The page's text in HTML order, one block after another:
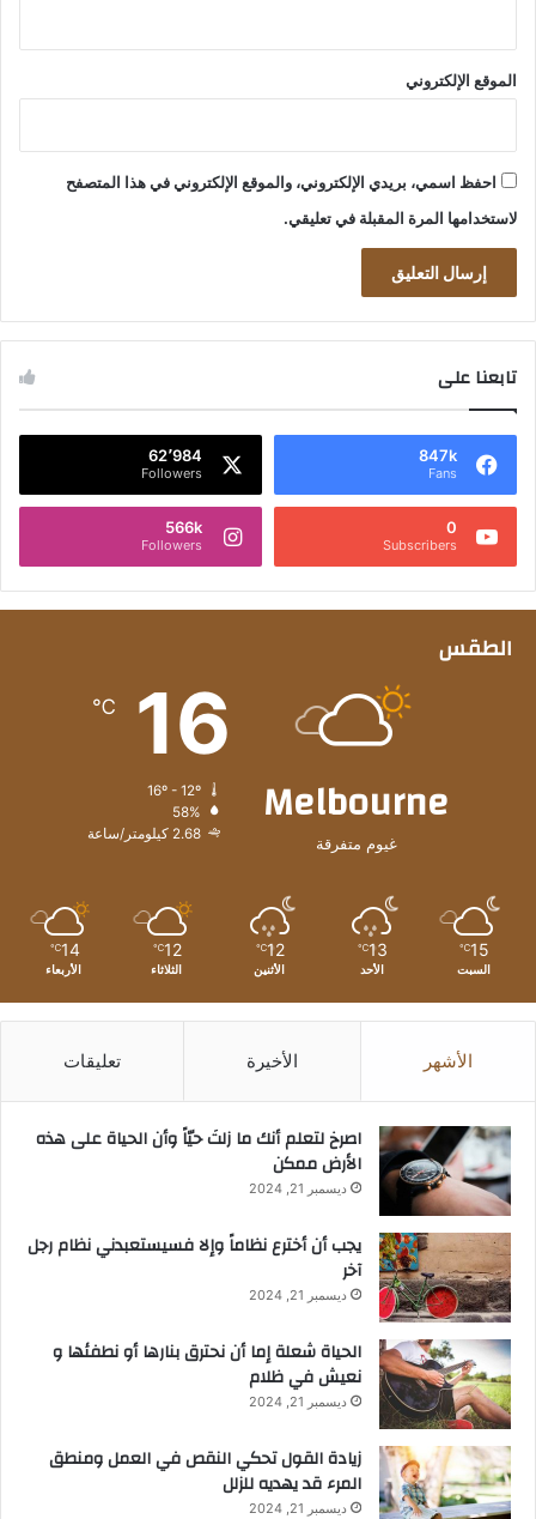
الموقع الإلكتروني
احفظ اسمي، بريدي الإلكتروني، والموقع الإلكتروني في هذا المتصفح
لاستخدامها المرة المقبلة في تعليقي.
تابعنا على
847k
Fans
62٬984
Followers
0
Subscribers
566k
Followers
الطقس
Melbourne
غيوم متفرقة
16
℃
58%
2.68 كيلومتر/ساعة
15
℃
السبت
13
℃
الأحد
12
℃
الأثنين
12
℃
الثلاثاء
14
℃
الأربعاء
الأشهر الأخيرة تعليقات
‫اصرخ لتعلم أنك ما زلتَ حيّاً وأن الحياة على هذه
الأرض ممكن
ديسمبر 21, 2024
يجب أن أخترع نظاماً وإلا فسيستعبدني نظام رجل
آخر
ديسمبر 21, 2024
الحياة شعلة إما أن نحترق بنارها أو نطفئها و
نعيش في ظلام
ديسمبر 21, 2024
زيادة القول تحكي النقص في العمل ومنطق
المرء قد يهديه للزلل
ديسمبر 21, 2024